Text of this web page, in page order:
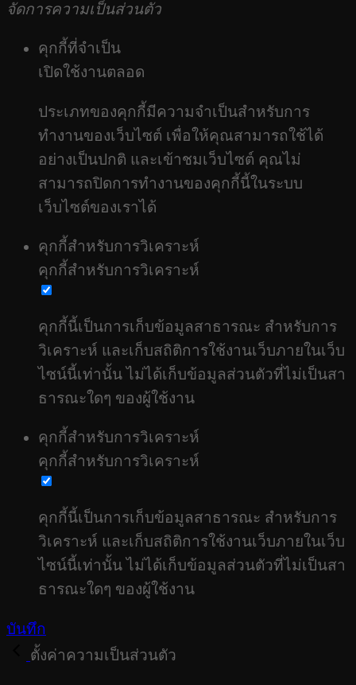
จัดการความเป็นส่วนตัว
คุกกี้ที่จำเป็น
เปิดใช้งานตลอด
ประเภทของคุกกี้มีความจำเป็นสำหรับการ
ทำงานของเว็บไซต์ เพื่อให้คุณสามารถใช้ได้
อย่างเป็นปกติ และเข้าชมเว็บไซต์ คุณไม่
สามารถปิดการทำงานของคุกกี้นี้ในระบบ
เว็บไซต์ของเราได้
คุกกี้สำหรับการวิเคราะห์
คุกกี้สำหรับการวิเคราะห์
คุกกี้นี้เป็นการเก็บข้อมูลสาธารณะ สำหรับการ
วิเคราะห์ และเก็บสถิติการใช้งานเว็บภายในเว็บ
ไซน์นี้เท่านั้น ไม่ได้เก็บข้อมูลส่วนตัวที่ไม่เป็นสา
ธารณะใดๆ ของผู้ใช้งาน
คุกกี้สำหรับการวิเคราะห์
คุกกี้สำหรับการวิเคราะห์
คุกกี้นี้เป็นการเก็บข้อมูลสาธารณะ สำหรับการ
วิเคราะห์ และเก็บสถิติการใช้งานเว็บภายในเว็บ
ไซน์นี้เท่านั้น ไม่ได้เก็บข้อมูลส่วนตัวที่ไม่เป็นสา
ธารณะใดๆ ของผู้ใช้งาน
บันทึก
ตั้งค่าความเป็นส่วนตัว